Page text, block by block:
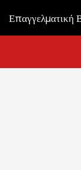
Επαγγελματική